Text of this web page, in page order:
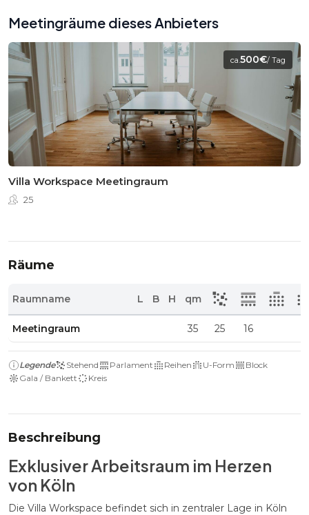
Meetingräume dieses Anbieters
ca.500€/ Tag
Villa Workspace Meetingraum
25
Räume
Raumname L B H qm
Meetingraum 35 25 16
Legende Stehend Parlament Reihen U-Form
Block
Gala / Bankett
Kreis
Beschreibung
Exklusiver Arbeitsraum im Herzen
von Köln
Die Villa Workspace befindet sich in zentraler Lage in Köln